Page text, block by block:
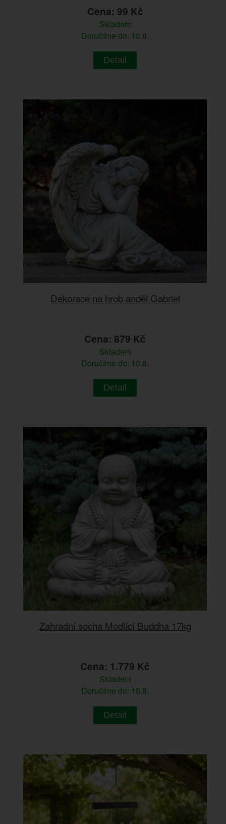
Cena: 99 Kč
Skladem
Doručíme do: 10.8.
Detail
Dekorace na hrob anděl Gabriel
Cena: 879 Kč
Skladem
Doručíme do: 10.8.
Detail
Zahradní socha Modlící Buddha 17kg
Cena: 1.779 Kč
Skladem
Doručíme do: 10.8.
Detail